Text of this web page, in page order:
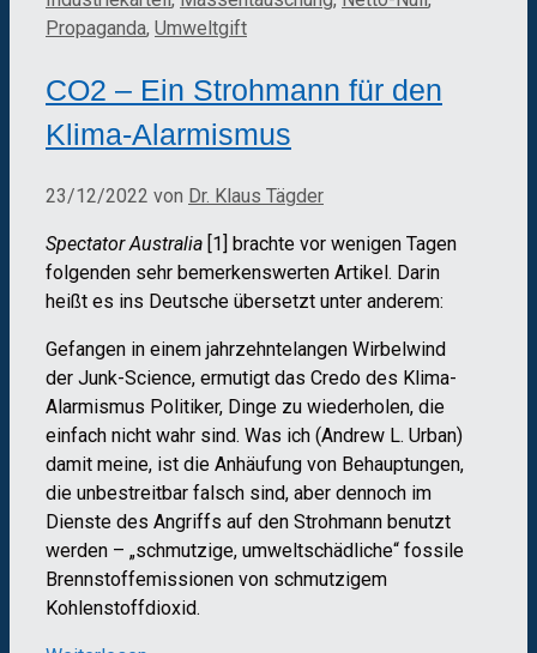
Propaganda, Umweltgift
CO2 – Ein Strohmann für den
Klima-Alarmismus
23/12/2022 von Dr. Klaus Tägder
Spectator Australia [1] brachte vor wenigen Tagen
folgenden sehr bemerkenswerten Artikel. Darin
heißt es ins Deutsche übersetzt unter anderem:
Gefangen in einem jahrzehntelangen Wirbelwind
der Junk-Science, ermutigt das Credo des Klima-
Alarmismus Politiker, Dinge zu wiederholen, die
einfach nicht wahr sind. Was ich (Andrew L. Urban)
damit meine, ist die Anhäufung von Behauptungen,
die unbestreitbar falsch sind, aber dennoch im
Dienste des Angriffs auf den Strohmann benutzt
werden – „schmutzige, umweltschädliche“ fossile
Brennstoffemissionen von schmutzigem
Kohlenstoffdioxid.